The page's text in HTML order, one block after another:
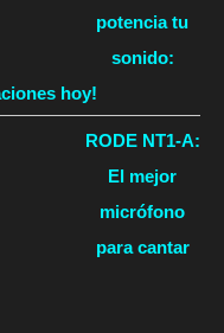
potencia tu
sonido:
hoy!
RODE NT1-A:
El mejor
micrófono
para cantar